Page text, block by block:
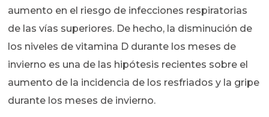
aumento en el riesgo de infecciones respiratorias
de las vías superiores. De hecho, la disminución de
los niveles de vitamina D durante los meses de
invierno es una de las hipótesis recientes sobre el
aumento de la incidencia de los resfriados y la gripe
durante los meses de invierno.